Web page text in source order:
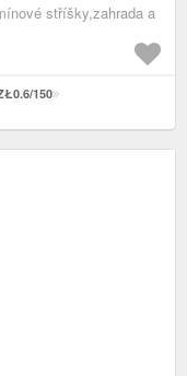
stříšky,zahrada a
150